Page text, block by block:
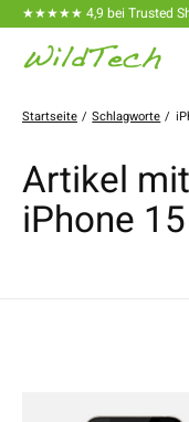
★★★★★ 4,9 bei Trusted
Startseite / Schlagworte /
Artikel
iPhone